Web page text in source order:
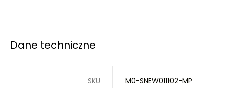
Dane techniczne
SKU M0-SNEW011102-MP